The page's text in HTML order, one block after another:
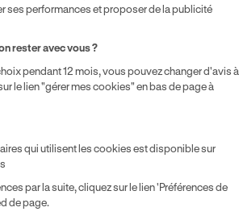
ses performances et proposer de la publicité
rester avec vous ?
pendant 12 mois, vous pouvez changer d'avis à
le lien "gérer mes cookies" en bas de page à
qui utilisent les cookies est disponible sur
par la suite, cliquez sur le lien 'Préférences de
de page.
Axeptio consent